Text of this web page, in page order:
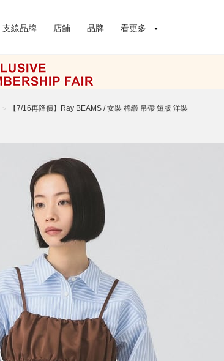
支線品牌 店舖 品牌 看更多
> 【7/16再降價】Ray BEAMS / 女裝 棉緞 吊帶 短版 洋裝